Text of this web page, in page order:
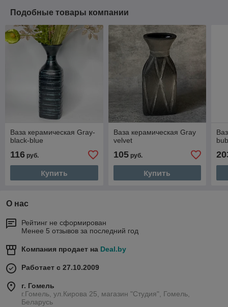
Подобные товары компании
Ваза керамическая Gray-
black-blue
116 руб.
Купить
Ваза керамическая Gray
velvet
105руб.
Купить
О нас
Рейтинг не сформирован
Менее 5 отзывов за последний год
Компания продает на Deal.by
Работает с 27.10.2009
г. Гомель
г.Гомель, ул.Кирова 25, магазин "Студия", Гомель,
Беларусь